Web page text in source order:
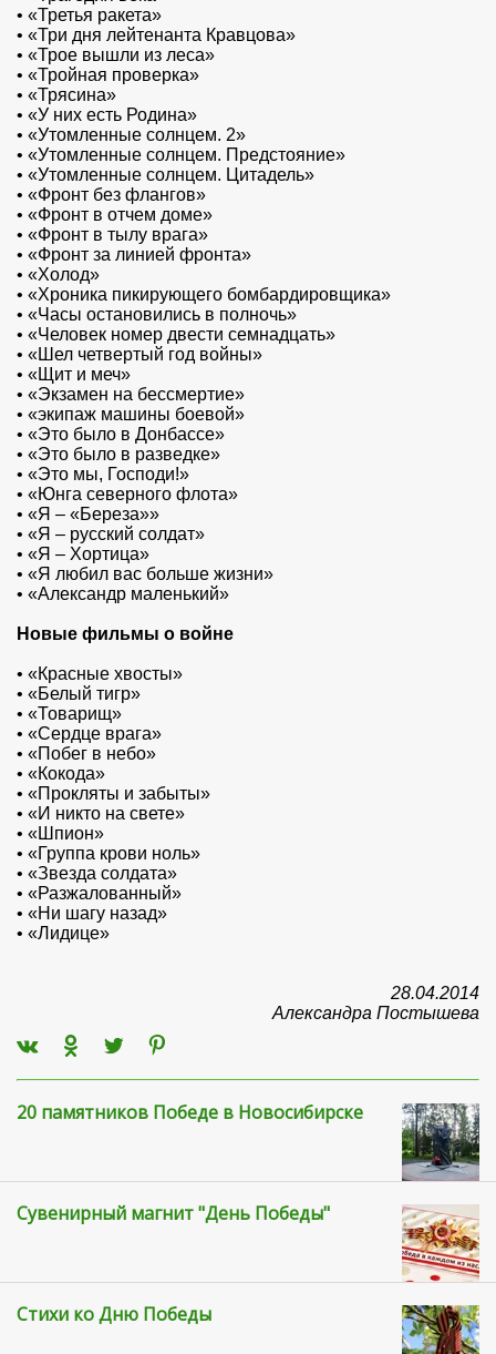
• «Третья ракета»
• «Три дня лейтенанта Кравцова»
• «Трое вышли из леса»
• «Тройная проверка»
• «Трясина»
• «У них есть Родина»
• «Утомленные солнцем. 2»
• «Утомленные солнцем. Предстояние»
• «Утомленные солнцем. Цитадель»
• «Фронт без флангов»
• «Фронт в отчем доме»
• «Фронт в тылу врага»
• «Фронт за линией фронта»
• «Холод»
• «Хроника пикирующего бомбардировщика»
• «Часы остановились в полночь»
• «Человек номер двести семнадцать»
• «Шел четвертый год войны»
• «Щит и меч»
• «Экзамен на бессмертие»
• «экипаж машины боевой»
• «Это было в Донбассе»
• «Это было в разведке»
• «Это мы, Господи!»
• «Юнга северного флота»
• «Я – «Береза»»
• «Я – русский солдат»
• «Я – Хортица»
• «Я любил вас больше жизни»
• «Александр маленький»
Новые фильмы о войне
• «Красные хвосты»
• «Белый тигр»
• «Товарищ»
• «Сердце врага»
• «Побег в небо»
• «Кокода»
• «Прокляты и забыты»
• «И никто на свете»
• «Шпион»
• «Группа крови ноль»
• «Звезда солдата»
• «Разжалованный»
• «Ни шагу назад»
• «Лидице»
28.04.2014
Александра Постышева
20 памятников Победе в Новосибирске
Сувенирный магнит "День Победы"
Стихи ко Дню Победы